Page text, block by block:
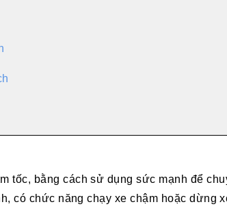
tốc, bằng cách sử dụng sức mạnh để
có chức năng chạy xe chậm hoặc dừng